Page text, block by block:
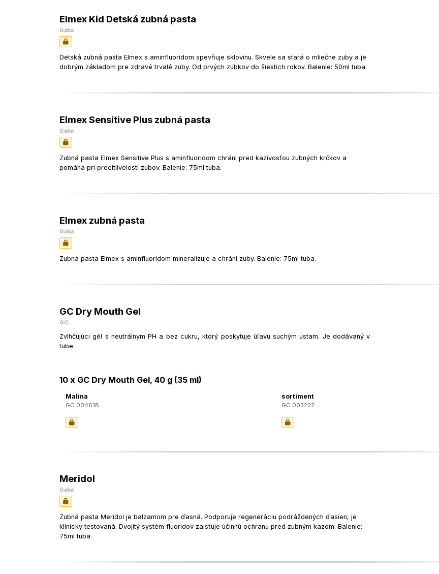
Elmex Kid Detská zubná pasta
Gaba
Detská zubná pasta Elmex s aminfluoridom spevňuje sklovinu. Skvele sa stará o mliečne zuby a je
dobrým základom pre zdravé trvalé zuby. Od prvých zúbkov do šiestich rokov. Balenie: 50ml tuba.
Elmex Sensitive Plus zubná pasta
Gaba
Zubná pasta Elmex Sensitive Plus s aminfluoridom chráni pred kazivosťou zubných krčkov a
pomáha pri precitlivelosti zubov. Balenie: 75ml tuba.
Elmex zubná pasta
Gaba
Zubná pasta Elmex s aminfluoridom mineralizuje a chráni zuby. Balenie: 75ml tuba.
GC Dry Mouth Gel
GC
Zvlhčujúci gél s neutrálnym PH a bez cukru, ktorý poskytuje úľavu suchým ústam. Je dodávaný v
tube.
10 x GC Dry Mouth Gel, 40 g (35 ml)
Malina
GC 004618
sortiment
GC 003222
Meridol
Gaba
Zubná pasta Meridol je balzamom pre ďasná. Podporuje regeneráciu podráždených ďasien, je
klinicky testovaná. Dvojitý systém fluoridov zaisťuje účinnú ochranu pred zubným kazom. Balenie:
75ml tuba.